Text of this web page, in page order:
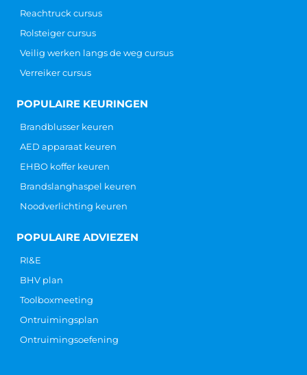
Reachtruck cursus
Rolsteiger cursus
Veilig werken langs de weg cursus
Verreiker cursus
POPULAIRE KEURINGEN
Brandblusser keuren
AED apparaat keuren
EHBO koffer keuren
Brandslanghaspel keuren
Noodverlichting keuren
POPULAIRE ADVIEZEN
RI&E
BHV plan
Toolboxmeeting
Ontruimingsplan
Ontruimingsoefening